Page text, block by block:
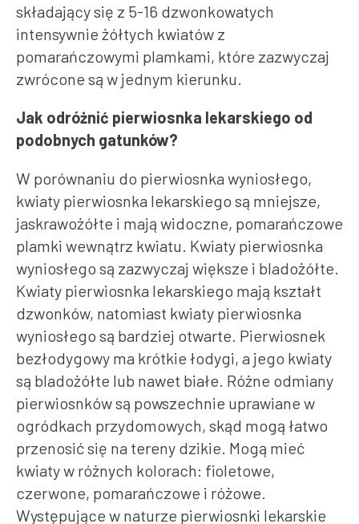
składający się z 5-16 dzwonkowatych
intensywnie żółtych kwiatów z
pomarańczowymi plamkami, które zazwyczaj
zwrócone są w jednym kierunku.
Jak odróżnić pierwiosnka lekarskiego od
podobnych gatunków?
W porównaniu do pierwiosnka wyniosłego,
kwiaty pierwiosnka lekarskiego są mniejsze,
jaskrawożółte i mają widoczne, pomarańczowe
plamki wewnątrz kwiatu. Kwiaty pierwiosnka
wyniosłego są zazwyczaj większe i bladożółte.
Kwiaty pierwiosnka lekarskiego mają kształt
dzwonków, natomiast kwiaty pierwiosnka
wyniosłego są bardziej otwarte. Pierwiosnek
bezłodygowy ma krótkie łodygi, a jego kwiaty
są bladożółte lub nawet białe. Różne odmiany
pierwiosnków są powszechnie uprawiane w
ogródkach przydomowych, skąd mogą łatwo
przenosić się na tereny dzikie. Mogą mieć
kwiaty w różnych kolorach: fioletowe,
czerwone, pomarańczowe i różowe.
Występujące w naturze pierwiosnki lekarskie